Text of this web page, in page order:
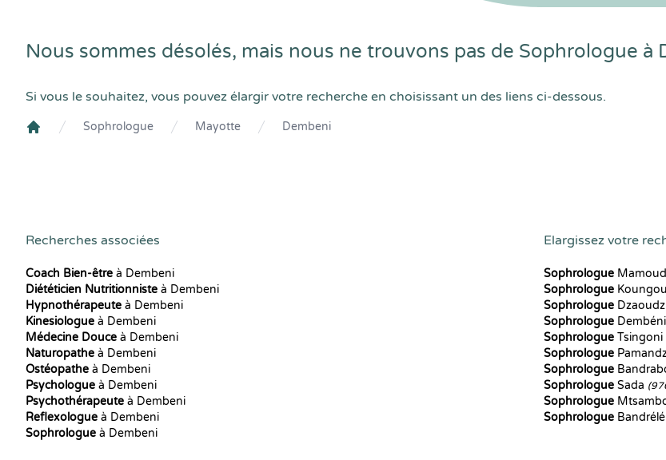
Nous sommes désolés, mais nous ne trouvons pas de Sophrologue à
Si vous le souhaitez, vous pouvez élargir votre recherche en choisissant un des liens ci-dessous.
Sophrologue Mayotte Dembeni
Recherches associées
Coach Bien-être à Dembeni
Diététicien Nutritionniste à Dembeni
Hypnothérapeute à Dembeni
Kinesiologue à Dembeni
Médecine Douce à Dembeni
Naturopathe à Dembeni
Ostéopathe à Dembeni
Psychologue à Dembeni
Psychothérapeute à Dembeni
Reflexologue à Dembeni
Sophrologue à Dembeni
Elargissez votre
Sophrologue
Sophrologue Koungou
Sophrologue
Sophrologue Dembéni
Sophrologue Tsingoni
Sophrologue
Sophrologue
Sophrologue Sada
Sophrologue
Sophrologue Bandrélé